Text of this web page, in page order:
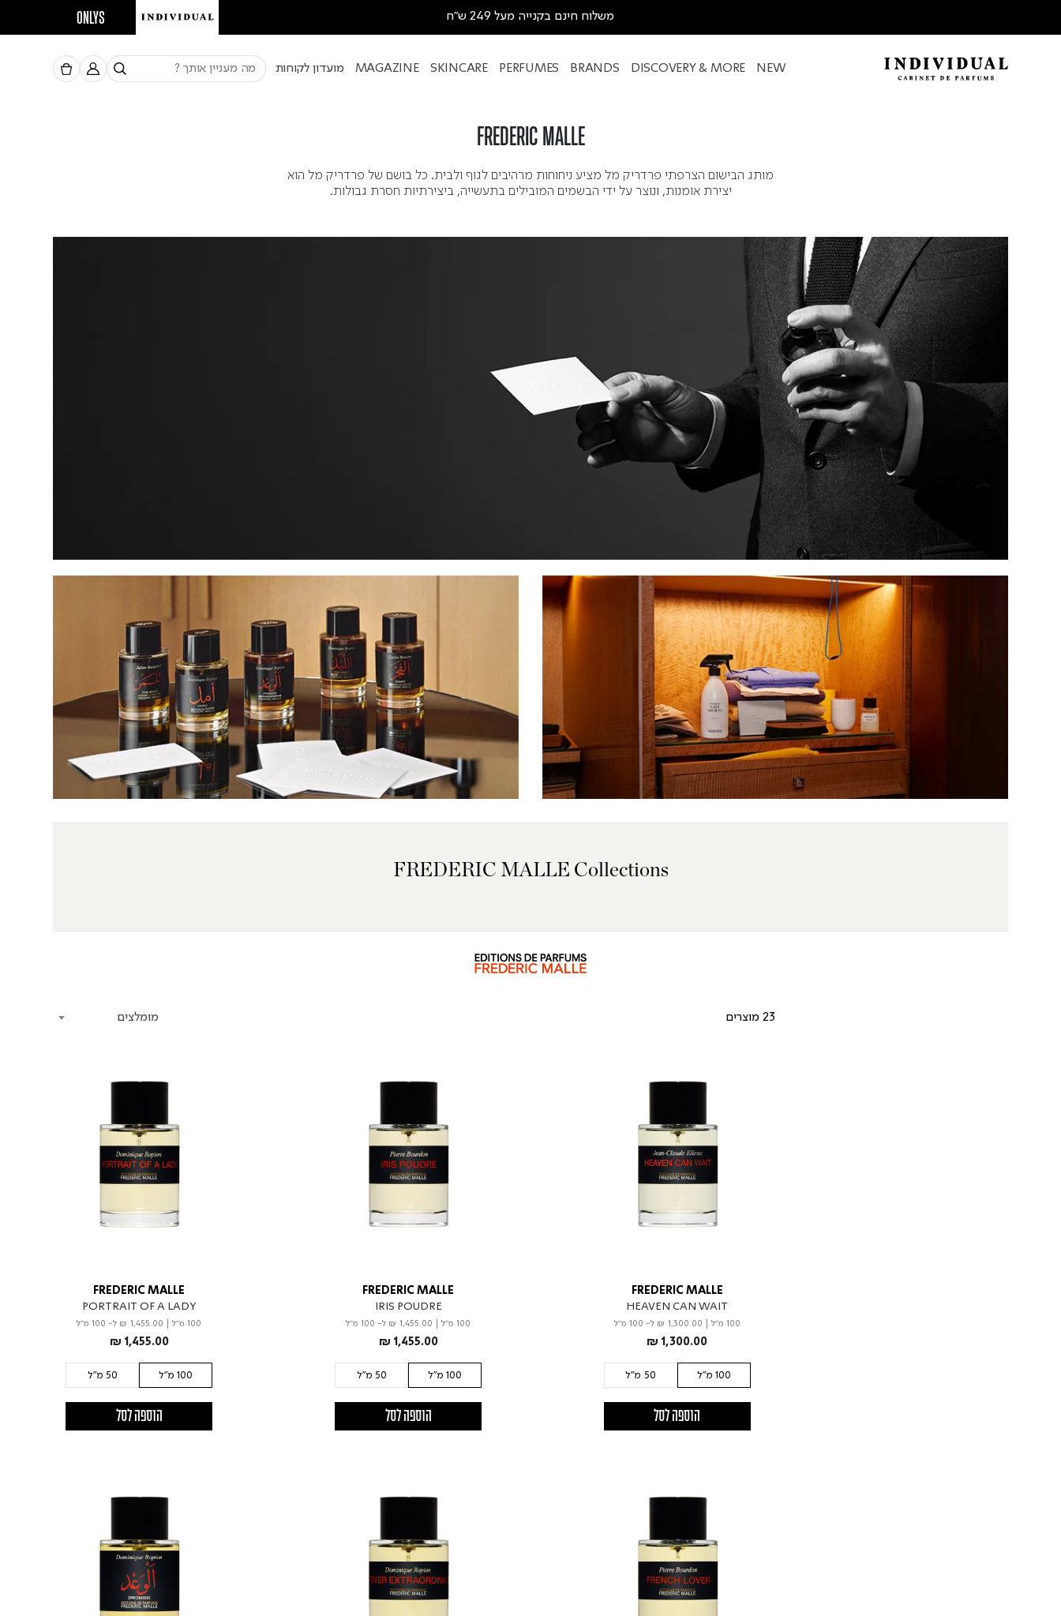
משלוח חינם בקנייה מעל 249 ש"ח ONLYS
NEW
DISCOVERY & MORE
BRANDS
PERFUMES
SKINCARE
MAGAZINE מועדון לקוחות
FREDERIC MALLE
מותג הבישום הצרפתי פרדריק מל מציע ניחוחות מרהיבים לגוף ולבית. כל בושם של פרדריק מל הוא
יצירת אומנות, ונוצר על ידי הבשמים המובילים בתעשייה, ביצירתיות חסרת גבולות.
FREDERIC MALLE Collections
23 מוצרים מומלצים
FREDERIC MALLE
HEAVEN CAN WAIT
100 מ"ל ₪ 1,300.00 ל- 100 מ"ל
₪ 1,300.00
100 מ"ל 50 מ"ל
הוספה לסל
FREDERIC MALLE
IRIS POUDRE
100 מ"ל ₪ 1,455.00 ל- 100 מ"ל
₪ 1,455.00
100 מ"ל 50 מ"ל
הוספה לסל
FREDERIC MALLE
PORTRAIT OF A LADY
100 מ"ל ₪ 1,455.00 ל- 100 מ"ל
₪ 1,455.00
100 מ"ל 50 מ"ל
הוספה לסל